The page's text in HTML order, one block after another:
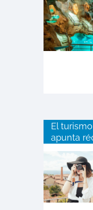
El
apunta